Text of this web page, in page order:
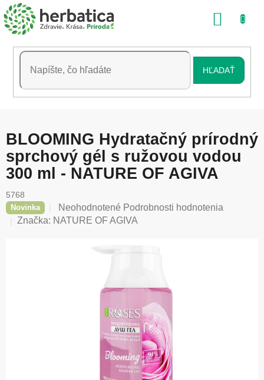
Prejsť
na
obsah
HĽADAŤ
BLOOMING Hydratačný prírodný
sprchový gél s ružovou vodou
300 ml - NATURE OF AGIVA
5768
Novinka
Priemerné
hodnotenie
Neohodnotené Podrobnosti hodnotenia
Značka: NATURE OF AGIVA